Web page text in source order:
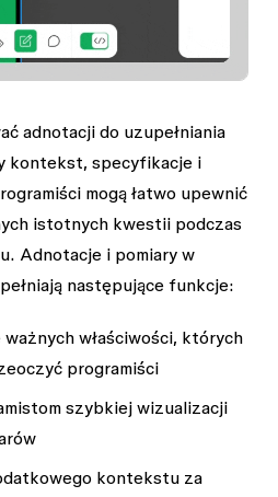
adnotacji do uzupełniania
kontekst, specyfikacje i
mogą łatwo upewnić
istotnych kwestii podczas
Adnotacje i pomiary w
następujące funkcje:
właściwości, których
programiści
szybkiej wizualizacji
kontekstu za